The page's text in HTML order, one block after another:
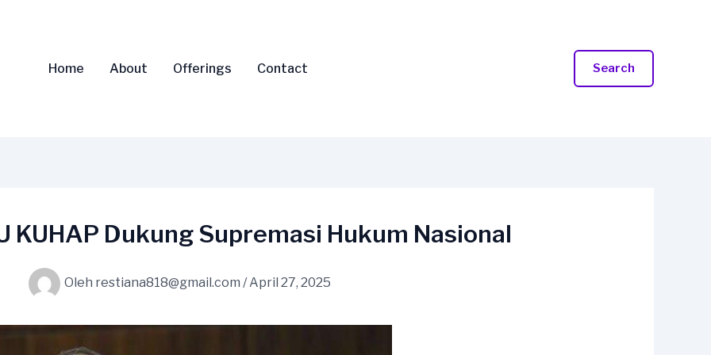
Home About Offerings Contact Search
KUHAP Dukung Supremasi Hukum Nasional
Oleh restiana818@gmail.com /April 27, 2025